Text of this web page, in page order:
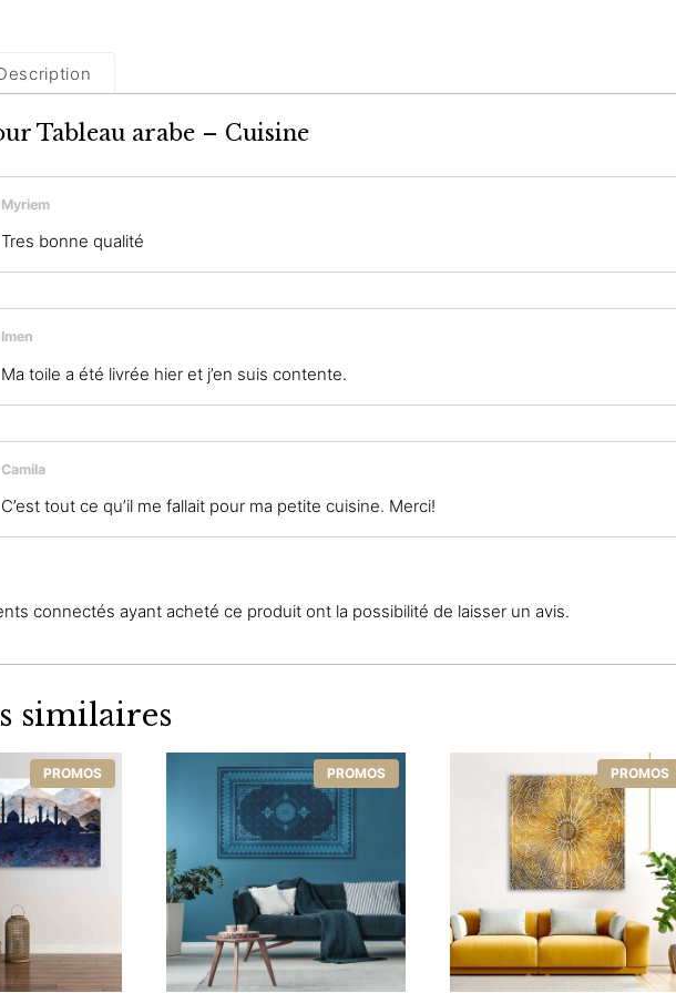
Tableau arabe – Cuisine
Myriem
Tres bonne qualité
Imen
Ma toile a été livrée hier et j’en suis contente.
Camila
C’est tout ce qu’il me fallait pour ma petite cuisine. Merci!
connectés ayant acheté ce produit ont la possibilité de laisser un avis.
similaires
PROMOS PROMOS PROMOS